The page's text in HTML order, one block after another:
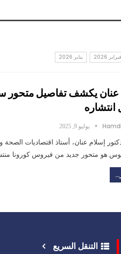
فبراير 2026 يناير 2026
عنان يكشف تفاصيل متحور
يوليو 9, 2025
إسلام عنان، أستاذ اقتصاديات الصحة
هو متحور جديد من فيروس كورونا
التنقل السريع